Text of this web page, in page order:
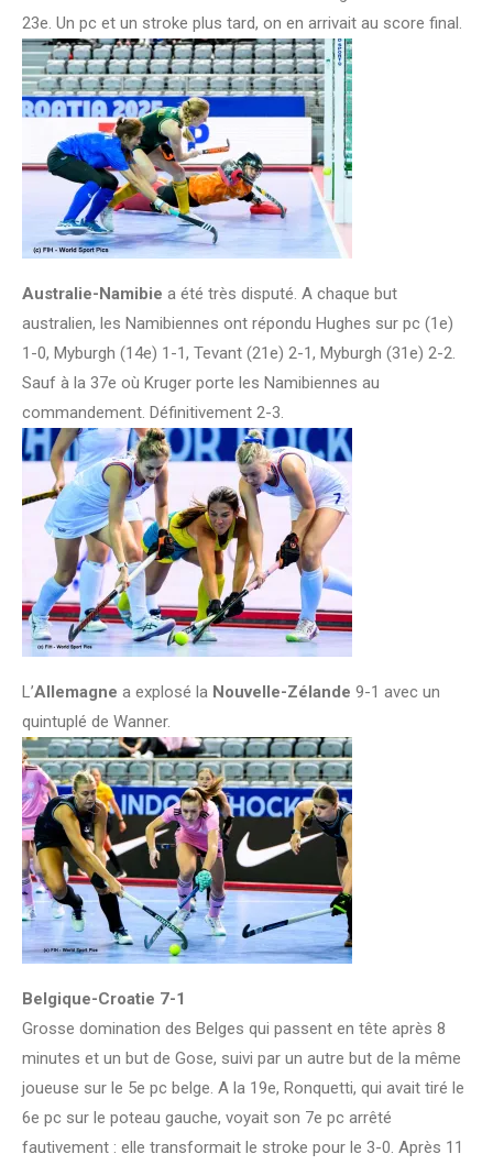
23e. Un pc et un stroke plus tard, on en arrivait au score final.
Australie-Namibie a été très disputé. A chaque but
australien, les Namibiennes ont répondu Hughes sur pc (1e)
1-0, Myburgh (14e) 1-1, Tevant (21e) 2-1, Myburgh (31e) 2-2.
Sauf à la 37e où Kruger porte les Namibiennes au
commandement. Définitivement 2-3.
L’Allemagne a explosé la Nouvelle-Zélande 9-1 avec un
quintuplé de Wanner.
Belgique-Croatie 7-1
Grosse domination des Belges qui passent en tête après 8
minutes et un but de Gose, suivi par un autre but de la même
joueuse sur le 5e pc belge. A la 19e, Ronquetti, qui avait tiré le
6e pc sur le poteau gauche, voyait son 7e pc arrêté
fautivement : elle transformait le stroke pour le 3-0. Après 11